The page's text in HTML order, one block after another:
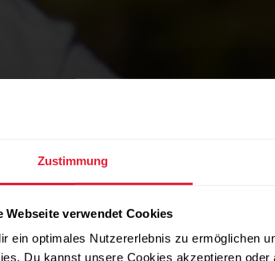
Zustimmung
Webseite verwendet Cookies
ein optimales Nutzererlebnis zu ermöglichen
Du kannst unsere Cookies akzeptieren